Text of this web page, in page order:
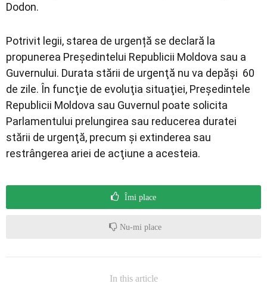
Dodon.
Potrivit legii, starea de urgență se declară la
propunerea Preşedintelui Republicii Moldova sau a
Guvernului. Durata stării de urgenţă nu va depăşi 60
de zile. În funcţie de evoluţia situaţiei, Preşedintele
Republicii Moldova sau Guvernul poate solicita
Parlamentului prelungirea sau reducerea duratei
stării de urgenţă, precum şi extinderea sau
restrângerea ariei de acţiune a acesteia.
Îmi place
Nu-mi place
In this article